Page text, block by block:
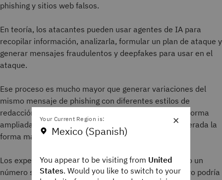
phishing y sitios web falsos.
En teoría, los atacantes pueden usar agentes de IA para
recopilar información, analizarla, formular un plan de ataque y
generar mensajes fraudulentos y deepfakes para usar en el
ataque.
Ese proceso es mucho mayor que generar variaciones del
mismo mensaje de phishing con diferentes estilos de
redacción para diferentes objetivos. Se trata de una forma
ampliada de
phishing focalizado
superdirigido considerada la
forma más eficaz de ingeniería social.
Los expertosen ciberseguridadaún no han detectado un
número significativo de agentes de IA maliciosos, pero podría
×
Your Current Region is:
Mexico (Spanish)
You appear to be visiting from United
States. Would you like to switch to your